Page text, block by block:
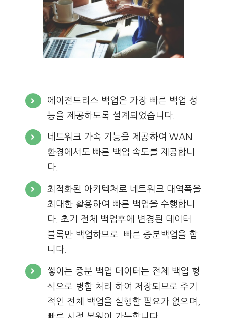
에이전트리스 백업은 가장 빠른 백업 성
능을 제공하도록 설계되었습니다.
네트워크 가속 기능을 제공하여 WAN
환경에서도 빠른 백업 속도를 제공합니
다.
최적화된 아키텍처로 네트워크 대역폭을
최대한 활용하여 빠른 백업을 수행합니
다. 초기 전체 백업후에 변경된 데이터
블록만 백업하므로 빠른 증분백업을 합
니다.
쌓이는 증분 백업 데이터는 전체 백업 형
식으로 병합 처리 하여 저장되므로 주기
적인 전체 백업을 실행할 필요가 없으며,